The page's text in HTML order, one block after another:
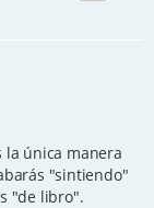
la única manera
"sintiendo"
"de libro".